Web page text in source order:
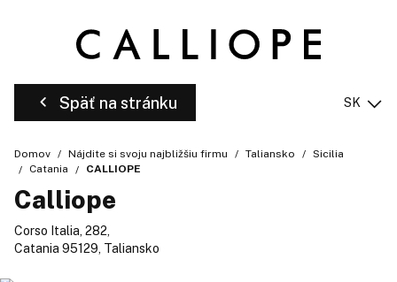
Späť na stránku SK
Domov Nájdite si svoju najbližšiu firmu Taliansko
Sicilia
Catania
CALLIOPE
Calliope
Corso Italia, 282,
Catania 95129, Taliansko